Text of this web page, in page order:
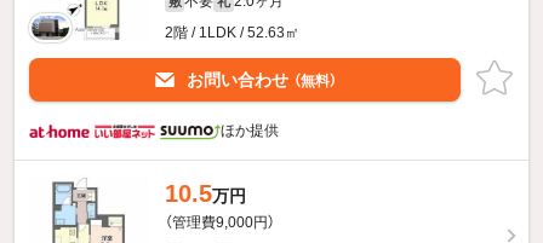
2階 / 1LDK / 52.63㎡
お問い合わせ （無料）
ほか提供
10.5万円
（管理費9,000円）